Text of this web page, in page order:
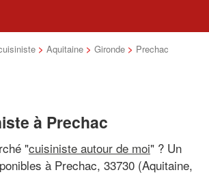
> Aquitaine > Gironde > Prechac
à Prechac
"cuisiniste autour de moi" ? Un
à Prechac, 33730 (Aquitaine,